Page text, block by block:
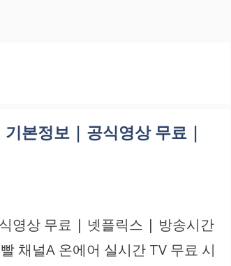
본정보 | 공식영상 무료 |
영상 무료 | 넷플릭스 | 방송시간
채널A 온에어 실시간 TV 무료 시